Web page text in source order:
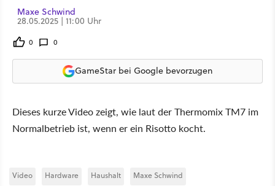
Maxe Schwind
28.05.2025 | 11:00 Uhr
0 0
GameStar bei Google bevorzugen
Dieses kurze Video zeigt, wie laut der Thermomix TM7 im
Normalbetrieb ist, wenn er ein Risotto kocht.
Video Hardware Haushalt Maxe Schwind